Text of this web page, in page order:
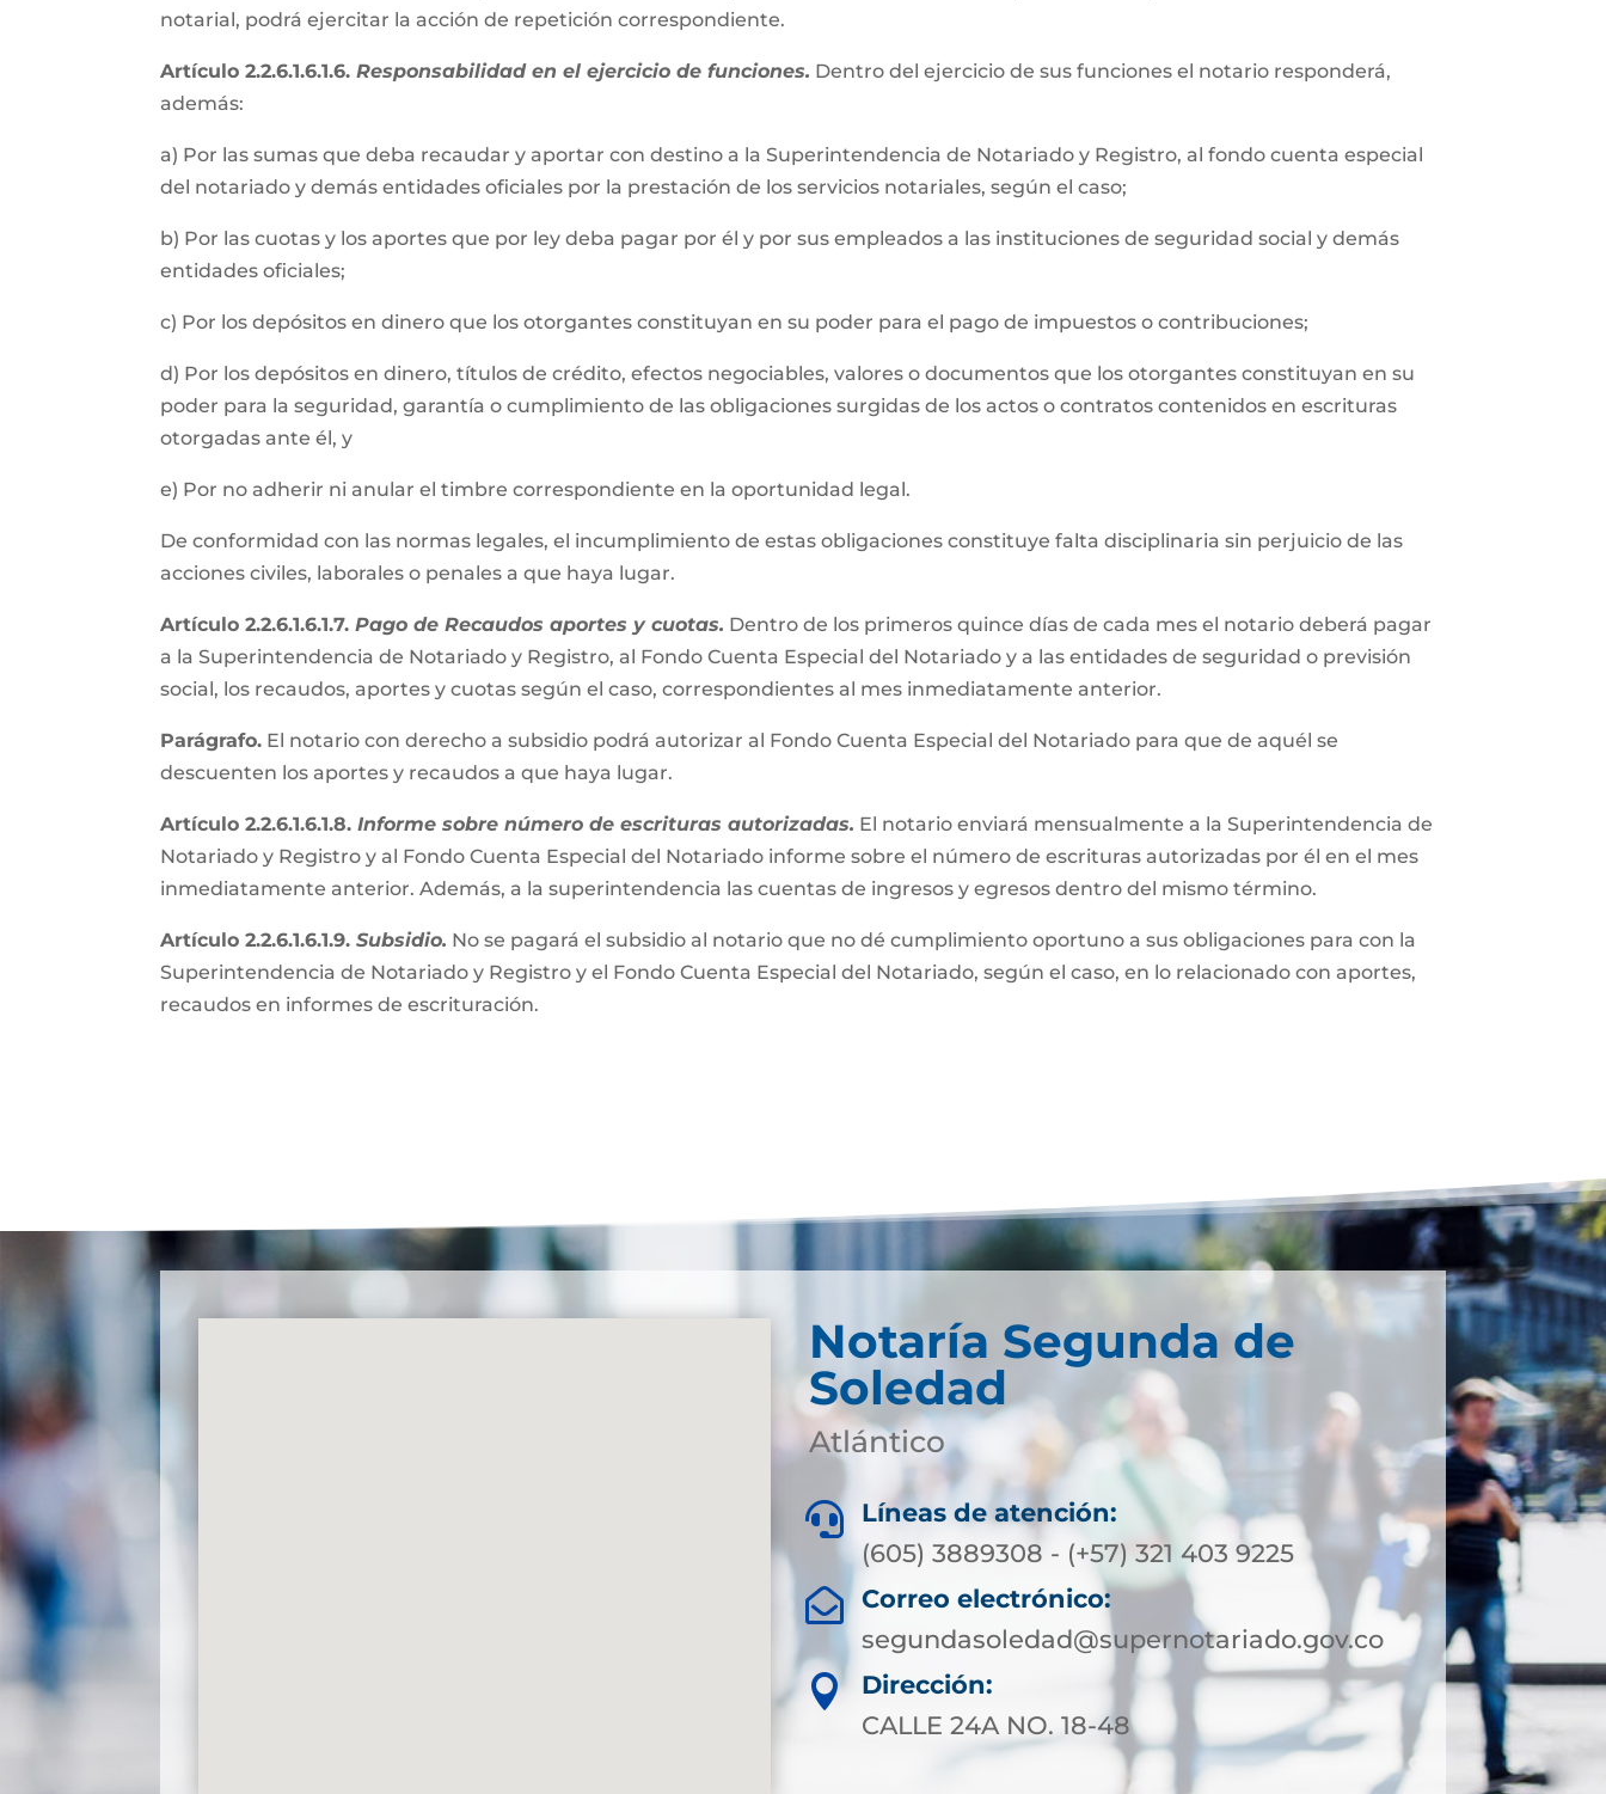
notarial, podrá ejercitar la acción de repetición correspondiente.
Artículo 2.2.6.1.6.1.6.Responsabilidad en el ejercicio de funciones. Dentro del ejercicio de sus funciones el notario responderá,
además:
a) Por las sumas que deba recaudar y aportar con destino a la Superintendencia de Notariado y Registro, al fondo cuenta especial
del notariado y demás entidades oficiales por la prestación de los servicios notariales, según el caso;
b) Por las cuotas y los aportes que por ley deba pagar por él y por sus empleados a las instituciones de seguridad social y demás
entidades oficiales;
c) Por los depósitos en dinero que los otorgantes constituyan en su poder para el pago de impuestos o contribuciones;
d) Por los depósitos en dinero, títulos de crédito, efectos negociables, valores o documentos que los otorgantes constituyan en su
poder para la seguridad, garantía o cumplimiento de las obligaciones surgidas de los actos o contratos contenidos en escrituras
otorgadas ante él, y
e) Por no adherir ni anular el timbre correspondiente en la oportunidad legal.
De conformidad con las normas legales, el incumplimiento de estas obligaciones constituye falta disciplinaria sin perjuicio de las
acciones civiles, laborales o penales a que haya lugar.
Artículo 2.2.6.1.6.1.7.Pago de Recaudos aportes y cuotas. Dentro de los primeros quince días de cada mes el notario deberá pagar
a la Superintendencia de Notariado y Registro, al Fondo Cuenta Especial del Notariado y a las entidades de seguridad o previsión
social, los recaudos, aportes y cuotas según el caso, correspondientes al mes inmediatamente anterior.
Parágrafo. El notario con derecho a subsidio podrá autorizar al Fondo Cuenta Especial del Notariado para que de aquél se
descuenten los aportes y recaudos a que haya lugar.
Artículo 2.2.6.1.6.1.8.Informe sobre número de escrituras autorizadas. El notario enviará mensualmente a la Superintendencia de
Notariado y Registro y al Fondo Cuenta Especial del Notariado informe sobre el número de escrituras autorizadas por él en el mes
inmediatamente anterior. Además, a la superintendencia las cuentas de ingresos y egresos dentro del mismo término.
Artículo 2.2.6.1.6.1.9.Subsidio. No se pagará el subsidio al notario que no dé cumplimiento oportuno a sus obligaciones para con la
Superintendencia de Notariado y Registro y el Fondo Cuenta Especial del Notariado, según el caso, en lo relacionado con aportes,
recaudos en informes de escrituración.
Notaría Segunda de
Soledad
Atlántico

Líneas de atención:
(605) 3889308 - (+57) 321 403 9225

Correo electrónico:
segundasoledad@supernotariado.gov.co

Dirección:
CALLE 24A NO. 18-48